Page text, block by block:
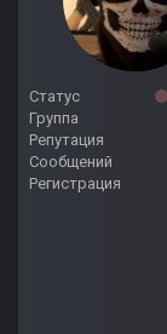
Статус
Группа
Репутация
Сообщений
Регистрация